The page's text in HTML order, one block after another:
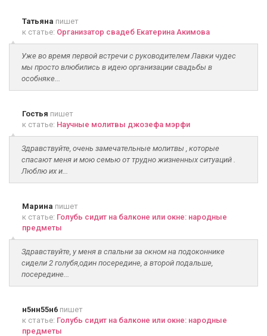
Татьяна пишет
к статье: Организатор свадеб Екатерина Акимова
Уже во время первой встречи с руководителем Лавки чудес
мы просто влюбились в идею организации свадьбы в
особняке...
Гостья пишет
к статье: Научные молитвы джозефа мэрфи
Здравствуйте, очень замечательные молитвы , которые
спасают меня и мою семью от трудно жизненных ситуаций .
Люблю их и...
Марина пишет
к статье: Голубь сидит на балконе или окне: народные
предметы
Здравствуйте, у меня в спальни за окном на подоконнике
сидели 2 голубя,один посередине, а второй подальше,
посередине...
н5нн55н6 пишет
к статье: Голубь сидит на балконе или окне: народные
предметы